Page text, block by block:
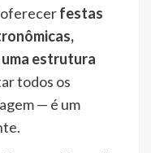
oferecerfestas
estrutura
todos os
— é um